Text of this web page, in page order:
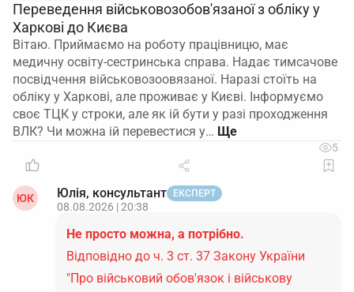
Переведення військовозобов'язаної з обліку у
Харкові до Києва
Вітаю. Приймаємо на роботу працівницю, має
медичну освіту-сестринська справа. Надає тимсачове
посвідчення військовозоовязаної. Наразі стоїть на
обліку у Харкові, але проживає у Києві. Інформуємо
своє ТЦК у строки, але як ій бути у разі проходження
ВЛК? Чи можна ій перевестися у…
5
ЮК Юлія, консультант ЕКСПЕРТ
08.08.2026 | 20:38
Не просто можна, а потрібно.
Відповідно до ч. 3 ст. 37 Закону України
"Про військовий обов'язок і військову